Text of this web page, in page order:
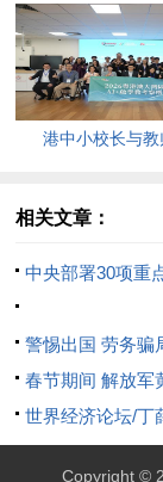
年终结
港中小校长与
课堂新路
相关文章：
中央部署30项重
费 居民增收放首位
警惕出国 劳务骗
春节期间 解放军
备警巡
世界经济论坛/丁
义没出路 贸易战
Copyright ©